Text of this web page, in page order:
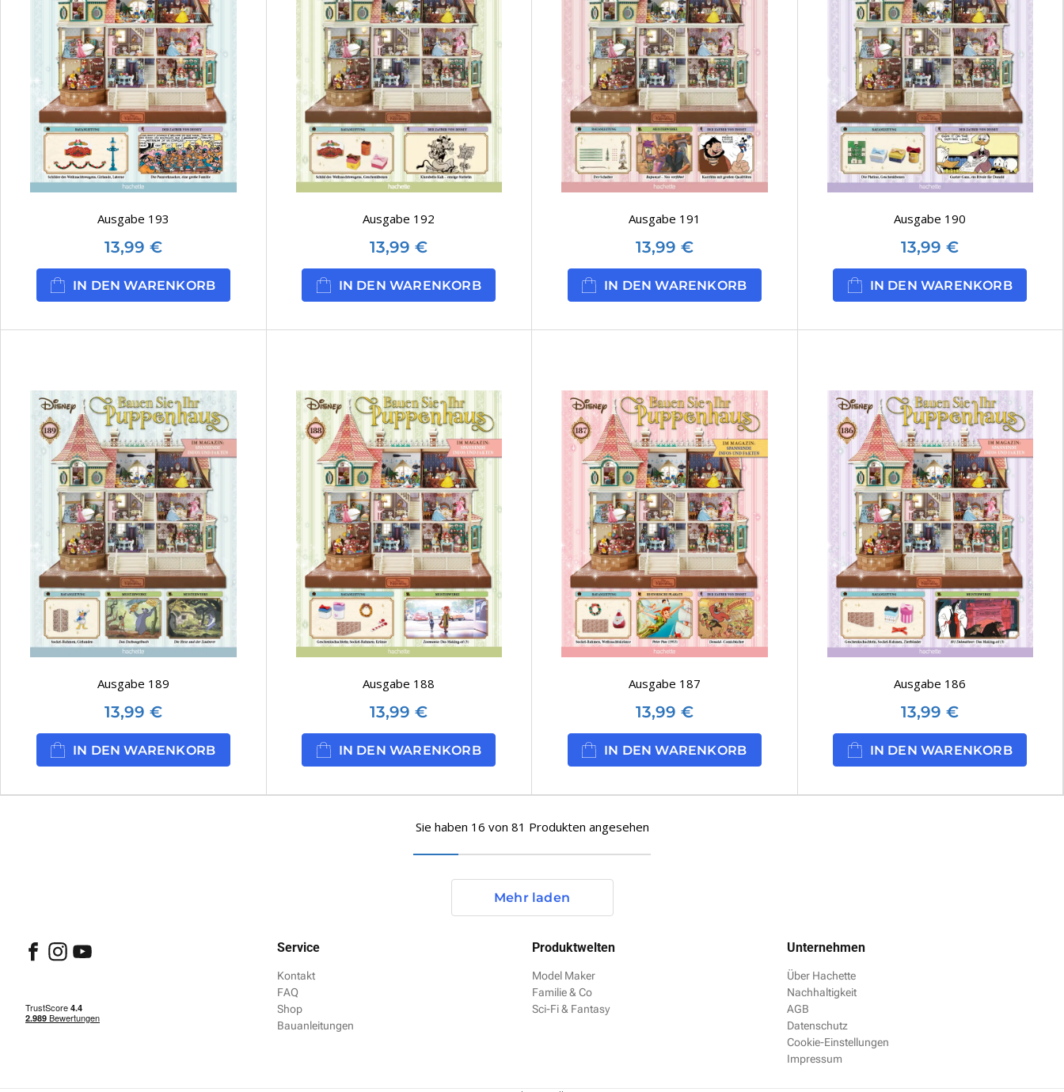
Ausgabe 193
13,99 €
IN DEN WARENKORB
Ausgabe 192
13,99 €
IN DEN WARENKORB
Ausgabe 191
13,99 €
IN DEN WARENKORB
Ausgabe 190
13,99 €
IN DEN WARENKORB
Ausgabe 189
13,99 €
IN DEN WARENKORB
Ausgabe 188
13,99 €
IN DEN WARENKORB
Ausgabe 187
13,99 €
IN DEN WARENKORB
Ausgabe 186
13,99 €
IN DEN WARENKORB
Sie haben 16 von 81 Produkten angesehen
Mehr laden
Service
Kontakt
FAQ
Shop
Bauanleitungen
Produktwelten
Model Maker
Familie & Co
Sci-Fi & Fantasy
Unternehmen
Über Hachette
Nachhaltigkeit
AGB
Datenschutz
Cookie-Einstellungen
Impressum